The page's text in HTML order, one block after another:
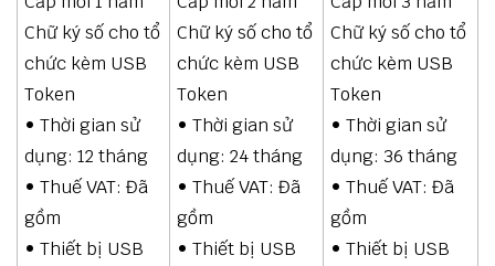
Chữ ký số cho tổ
chức kèm USB
Token
• Thời gian sử
dụng: 12 tháng
• Thuế VAT: Đã
gồm
• Thiết bị USB
Chữ ký số cho tổ
chức kèm USB
Token
• Thời gian sử
dụng: 24 tháng
• Thuế VAT: Đã
gồm
• Thiết bị USB
Chữ ký số cho tổ
chức kèm USB
Token
• Thời gian sử
dụng: 36 tháng
• Thuế VAT: Đã
gồm
• Thiết bị USB